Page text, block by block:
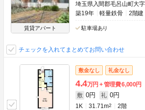
賃貸アパート
埼玉県入間郡毛呂山町大
築19年
軽量鉄骨 2階建
駐車場あり
チェックを入れてまとめてお問い合わせ
敷金なし 礼金なし
4.4万円 管理費6,000円
敷 0円 礼 0円
1K 31.71m2 2階